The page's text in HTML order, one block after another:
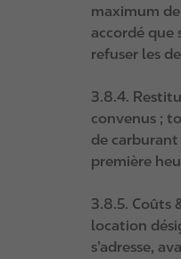
maximum
accordé que
refuser les
3.8.4.
convenus ;
de
première
3.8.5. Coûts
location
s’adresse,